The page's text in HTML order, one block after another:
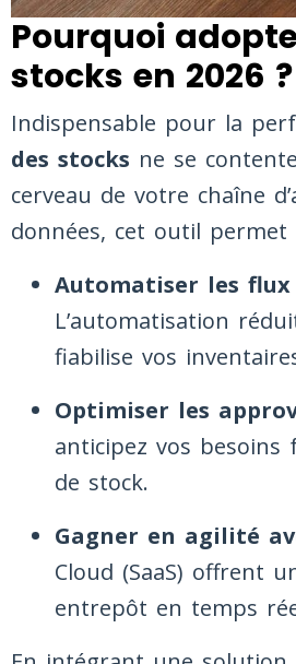
Pourquoi
stocks en 2026 ?
Indispensable pour la
des stocks ne se
cerveau de votre chaîne
données, cet outil permet
Automatiser les flux
L’automatisation
fiabilise vos
Optimiser les
anticipez vos
de stock.
Gagner en agilité
Cloud (SaaS) offrent
entrepôt en temps